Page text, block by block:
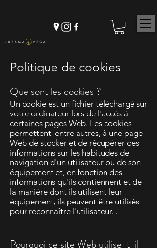
Politique de cookies
Que sont les cookies ?
Un cookie est un fichier téléchargé sur
votre ordinateur lors de l'accès à
certaines pages Web. Les cookies
permettent, entre autres, à une page
Web de stocker et de récupérer des
informations sur les habitudes de
navigation d'un utilisateur ou de son
équipement et, en fonction des
informations qu'ils contiennent et de
la manière dont ils utilisent leur
équipement, ils peuvent être utilisés
pour reconnaître l'utilisateur. .
Pourquoi ce site Web utilise-t-il